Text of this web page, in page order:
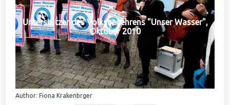
Unterstützer des Volksbegehrens "Unser Wasser",
Oktober 2010
Author: Fiona Krakenbrger